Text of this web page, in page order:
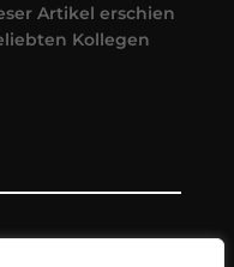
Artikel erschien
Kollegen